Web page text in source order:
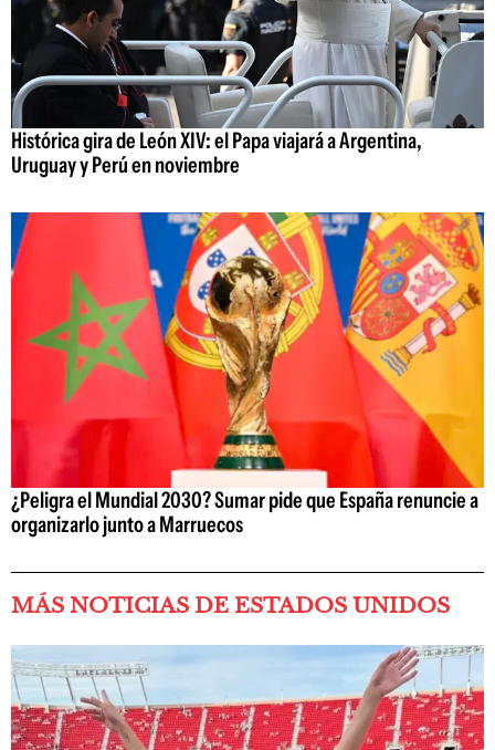
Histórica gira de León XIV: el Papa viajará a Argentina,
Uruguay y Perú en noviembre
¿Peligra el Mundial 2030? Sumar pide que España renuncie a
organizarlo junto a Marruecos
MÁS NOTICIAS DE ESTADOS UNIDOS